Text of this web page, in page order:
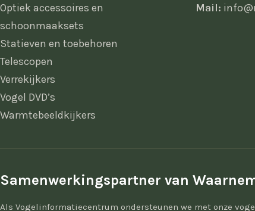
Optiek accessoires en
schoonmaaksets
Statieven en toebehoren
Telescopen
Verrekijkers
Vogel DVD’s
Warmtebeeldkijkers
Mail:
Samenwerkingspartner van
Als Vogelinformatiecentrum ondersteunen we met onze